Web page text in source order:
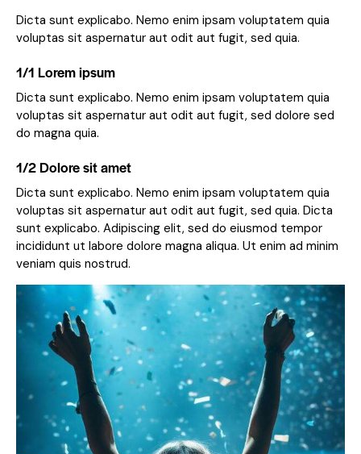
Dicta sunt explicabo. Nemo enim ipsam voluptatem quia
voluptas sit aspernatur aut odit aut fugit, sed quia.
1/1 Lorem ipsum
Dicta sunt explicabo. Nemo enim ipsam voluptatem quia
voluptas sit aspernatur aut odit aut fugit, sed dolore sed
do magna quia.
1/2 Dolore sit amet
Dicta sunt explicabo. Nemo enim ipsam voluptatem quia
voluptas sit aspernatur aut odit aut fugit, sed quia. Dicta
sunt explicabo. Adipiscing elit, sed do eiusmod tempor
incididunt ut labore dolore magna aliqua. Ut enim ad minim
veniam quis nostrud.